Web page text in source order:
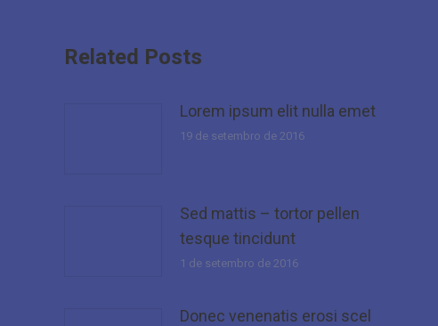
Related Posts
Lorem ipsum elit nulla emet
19 de setembro de 2016
Sed mattis – tortor pellen
tesque tincidunt
1 de setembro de 2016
Donec venenatis erosi scel